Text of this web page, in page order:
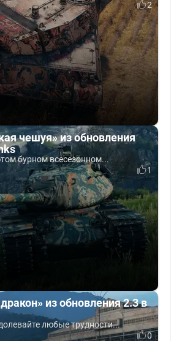
2
чешуя» из обновления
бурном всесезонном...
1
из обновления 2.3 в
любые трудности...
0